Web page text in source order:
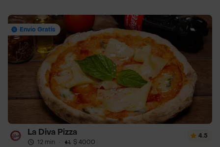
Envío Gratis
La Diva Pizza
12 min · $ 4000
4.5